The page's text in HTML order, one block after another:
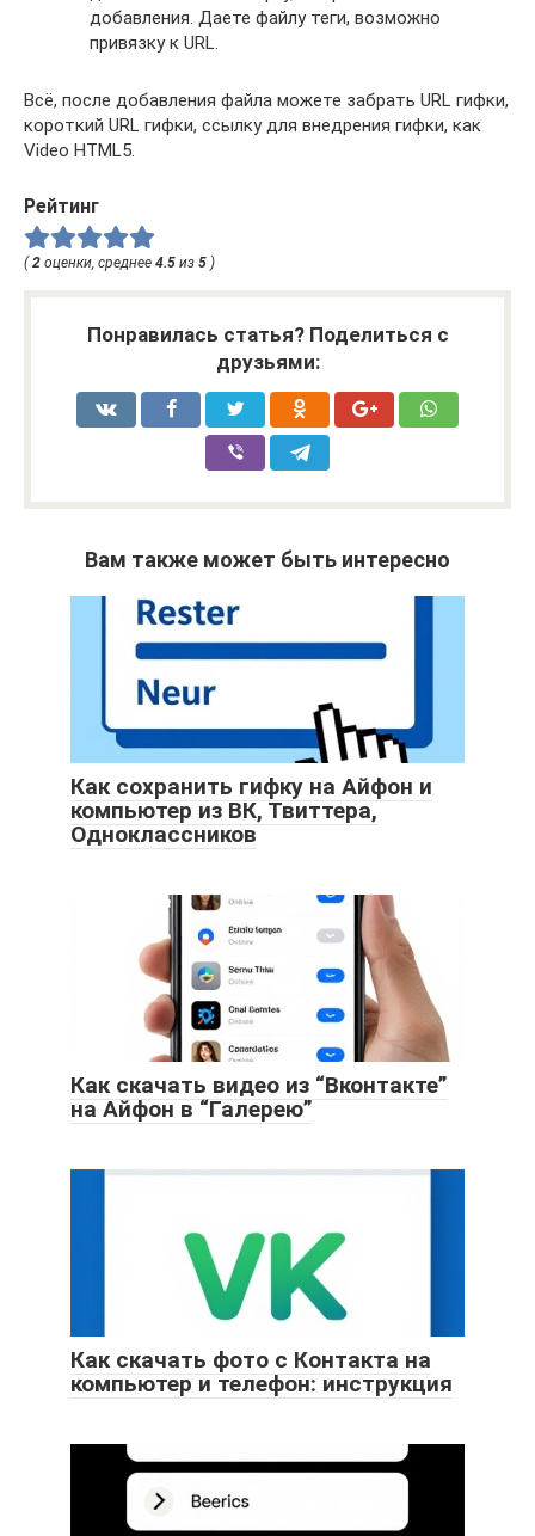
добавления. Даете файлу теги, возможно
привязку к URL.
Всё, после добавления файла можете забрать URL гифки,
короткий URL гифки, ссылку для внедрения гифки, как
Video HTML5.
Рейтинг
(2 оценки, среднее 4.5 из 5 )
Понравилась статья? Поделиться с
друзьями:
Вам также может быть интересно
Как сохранить гифку на Айфон и
компьютер из ВК, Твиттера,
Одноклассников
Как скачать видео из “Вконтакте”
на Айфон в “Галерею”
Как скачать фото с Контакта на
компьютер и телефон: инструкция